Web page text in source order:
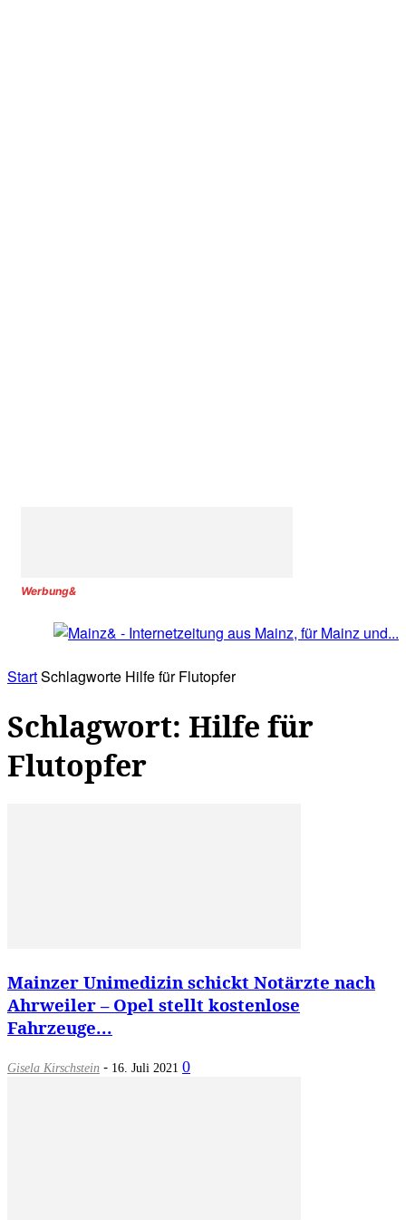
Werbung&
StartSchlagworte Hilfe für Flutopfer
Schlagwort: Hilfe für
Flutopfer
Mainzer Unimedizin schickt Notärzte nach
Ahrweiler – Opel stellt kostenlose
Fahrzeuge...
Gisela Kirschstein - 16. Juli 2021 0